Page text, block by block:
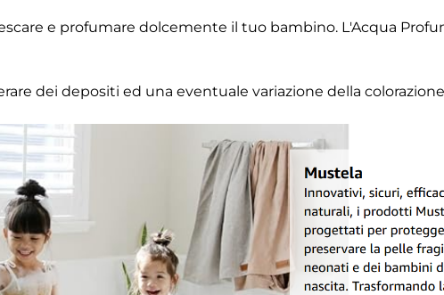
e profumare dolcemente il tuo bambino. L'Acqua
dei depositi ed una eventuale variazione della